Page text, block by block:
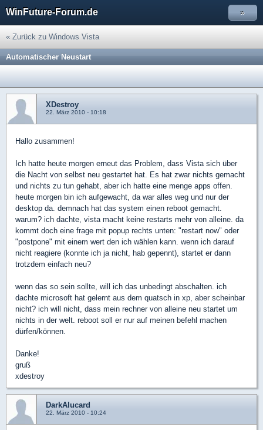
WinFuture-Forum.de »
« Zurück zu Windows Vista
Automatischer Neustart
XDestroy
22. März 2010 - 10:18
Hallo zusammen!
Ich hatte heute morgen erneut das Problem, dass Vista sich über
die Nacht von selbst neu gestartet hat. Es hat zwar nichts gemacht
und nichts zu tun gehabt, aber ich hatte eine menge apps offen.
heute morgen bin ich aufgewacht, da war alles weg und nur der
desktop da. demnach hat das system einen reboot gemacht.
warum? ich dachte, vista macht keine restarts mehr von alleine. da
kommt doch eine frage mit popup rechts unten: "restart now" oder
"postpone" mit einem wert den ich wählen kann. wenn ich darauf
nicht reagiere (konnte ich ja nicht, hab gepennt), startet er dann
trotzdem einfach neu?
wenn das so sein sollte, will ich das unbedingt abschalten. ich
dachte microsoft hat gelernt aus dem quatsch in xp, aber scheinbar
nicht? ich will nicht, dass mein rechner von alleine neu startet um
nichts in der welt. reboot soll er nur auf meinen befehl machen
dürfen/können.
Danke!
gruß
xdestroy
DarkAlucard
22. März 2010 - 10:24